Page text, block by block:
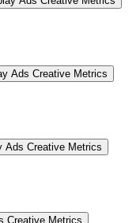
Ads Creative Metrics
Ads Creative Metrics
Creative Metrics